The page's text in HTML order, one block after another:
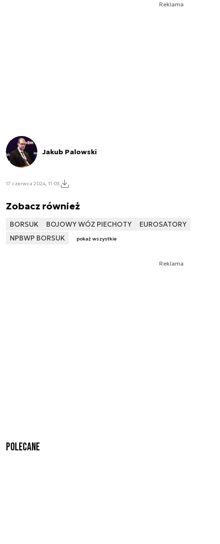
Reklama
Jakub Palowski
17 czerwca 2024, 11:03
Zobacz również
BORSUK BOJOWY WÓZ PIECHOTY
EUROSATORY
NPBWP BORSUK
pokaż wszystkie
Reklama
Polecane